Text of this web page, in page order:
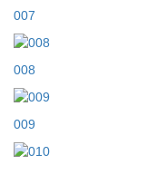
007
008
009